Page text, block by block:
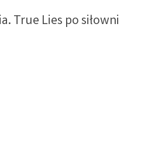
True Lies po siłowni